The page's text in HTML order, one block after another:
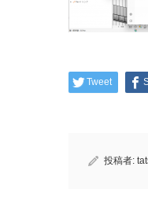
Tweet
投稿者: